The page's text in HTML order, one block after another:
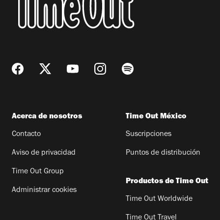
Acerca de nosotros
Contacto
Aviso de privacidad
Time Out Group
Administrar cookies
Time Out México
Suscripciones
Puntos de distribución
Productos de Time Out
Time Out Worldwide
Time Out Travel